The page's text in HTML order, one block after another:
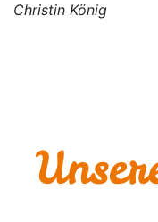
Christin König